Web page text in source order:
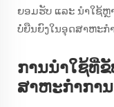
ຍອມຮັບ ແລະ ນໍາໃຊ້ຫຼ
ບໍ່ຍືນຍົງໃນອຸດສາຫະ
ການນໍາໃຊ້ທີ່
ສາຫະກໍາກາ